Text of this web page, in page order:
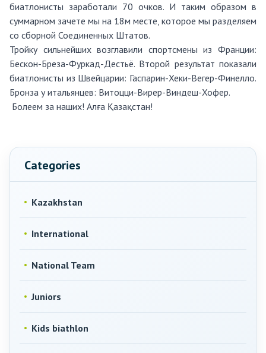
биатлонисты заработали 70 очков. И таким образом в
суммарном зачете мы на 18м месте, которое мы разделяем
со сборной Соединенных Штатов.
Тройку сильнейших возглавили спортсмены из Франции:
Бескон-Бреза-Фуркад-Дестьё. Второй результат показали
биатлонисты из Швейцарии: Гаспарин-Хеки-Вегер-Финелло.
Бронза у итальянцев: Витоцци-Вирер-Виндеш-Хофер.
Болеем за наших! Алға Қазақстан!
Categories
Kazakhstan
International
National Team
Juniors
Kids biathlon